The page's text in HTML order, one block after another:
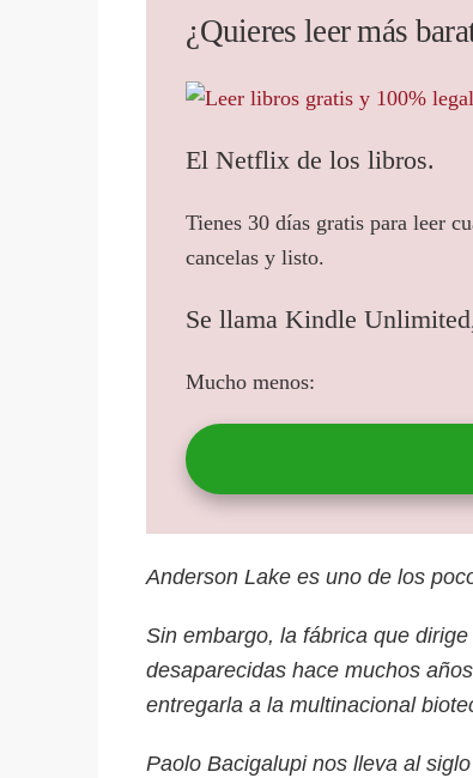
¿Quieres leer más
El Netflix de los libros.
Tienes 30 días gratis para leer
cancelas y listo.
Se llama Kindle
Mucho menos:
Anderson Lake es uno de los
Sin embargo, la fábrica que
desaparecidas hace muchos
entregarla a la multinacional
Paolo Bacigalupi nos lleva al